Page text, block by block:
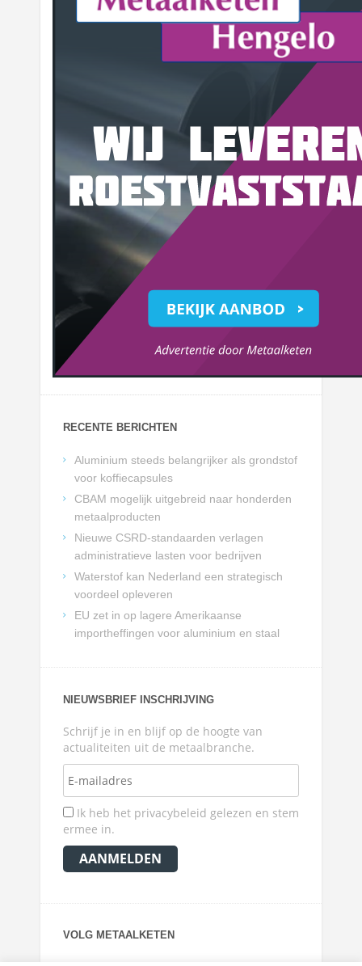
RECENTE BERICHTEN
Aluminium steeds belangrijker als grondstof
voor koffiecapsules
CBAM mogelijk uitgebreid naar honderden
metaalproducten
Nieuwe CSRD-standaarden verlagen
administratieve lasten voor bedrijven
Waterstof kan Nederland een strategisch
voordeel opleveren
EU zet in op lagere Amerikaanse
importheffingen voor aluminium en staal
NIEUWSBRIEF INSCHRIJVING
Schrijf je in en blijf op de hoogte van
actualiteiten uit de metaalbranche.
Ik heb het privacybeleid gelezen en stem
ermee in.
VOLG METAALKETEN